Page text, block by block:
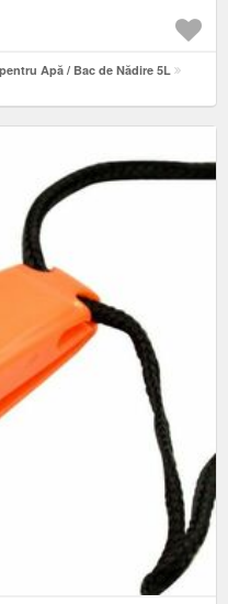
Apă / Bac de Nădire 5L